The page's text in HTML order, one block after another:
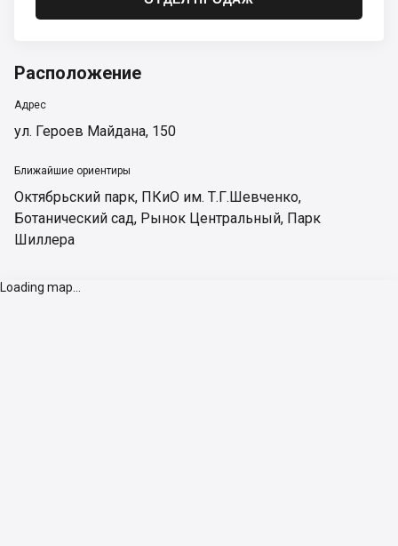
Расположение
Адрес
ул. Героев Майдана, 150
Ближайшие ориентиры
Октябрьский парк, ПКиО им. Т.Г.Шевченко,
Ботанический сад, Рынок Центральный, Парк
Шиллера
Loading map...